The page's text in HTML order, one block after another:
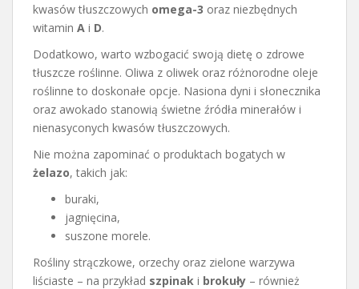
kwasów tłuszczowych omega-3 oraz niezbędnych
witamin A i D.
Dodatkowo, warto wzbogacić swoją dietę o zdrowe
tłuszcze roślinne. Oliwa z oliwek oraz różnorodne oleje
roślinne to doskonałe opcje. Nasiona dyni i słonecznika
oraz awokado stanowią świetne źródła minerałów i
nienasyconych kwasów tłuszczowych.
Nie można zapominać o produktach bogatych w
żelazo, takich jak:
buraki,
jagnięcina,
suszone morele.
Rośliny strączkowe, orzechy oraz zielone warzywa
liściaste – na przykład szpinak i brokuły – również